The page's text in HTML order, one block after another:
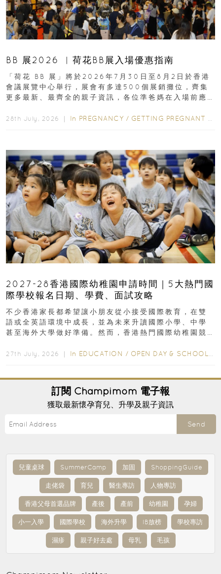
BB 展2026 ︳荷花BB展入場優惠指南
「荷花 BB 展」將於2026年7月30日至8月2日於香港
會議展覽中心舉行，展會有多達500個展銷攤位，齊集
更多最新、最齊全的親子資訊，各位準爸媽在入場前應
28th July, 2026 ｜ In PREGNANCY / GETTING PREGNANT
2027-28香港國際幼稚園申請時間｜5大熱門國
際學校報名日期、學費、面試攻略
不少香港家長都希望讓小朋友從小接受國際教育，在雙
語或全英語環境中成長，並為未來升讀國際小學、中學
甚至海外大學做好準備。然而，香港熱門國際幼稚園競
27th July, 2026 ｜ In EDUCATION / OPEN DAY & SCHOOL EVENTS
訂閱 Champimom 電子報
獲取最新懷孕育兒、升學及親子資訊
Send
兒童桌球 SummerCamp 加固 ShoppingGuide
走佬袋 育兒 醫生專訪 人物專訪
香港父母首選品牌 產後 產前 幼稚園 孕婦
小一入學 國際學校 海外升學 IB放榜 學校專訪
濕疹 親子好去處 母乳 毛孩